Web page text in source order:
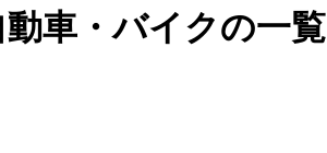
車・バイクの一覧